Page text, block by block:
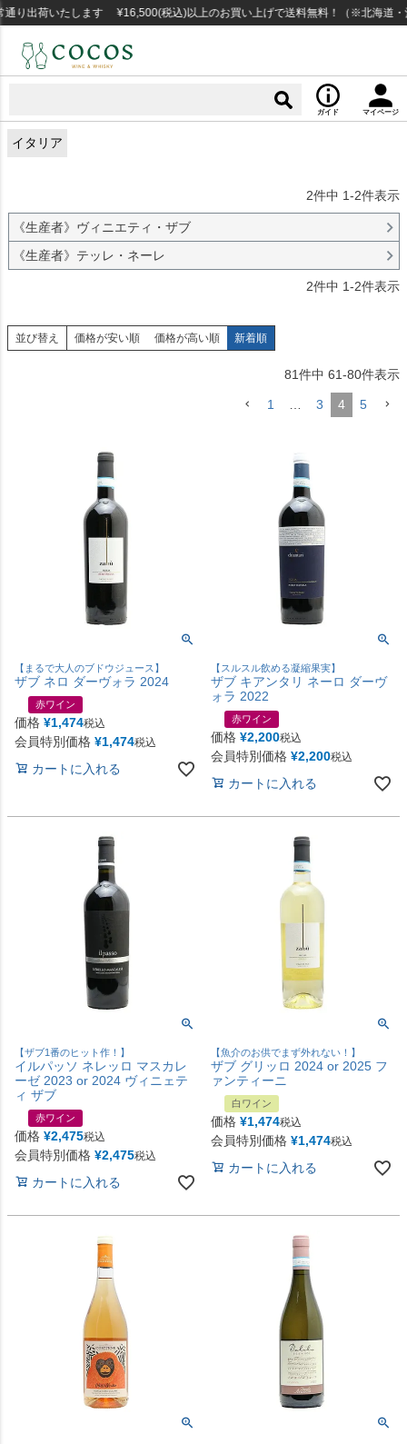
荷いたします ¥16,500(税込)以上のお買い上げで送料無料！（※北海道・沖縄
ガイド マイページ
イタリア
2件中 1-2件表示
《生産者》ヴィニエティ・ザブ
《生産者》テッレ・ネーレ
2件中 1-2件表示
並び替え 価格が安い順 価格が高い順 新着順
81件中 61-80件表示
1 3 4 5
【まるで大人のブドウジュース】
ザブ ネロ ダーヴォラ 2024
赤ワイン
価格 ¥1,474税込
会員特別価格 ¥1,474税込
カートに入れる
【スルスル飲める凝縮果実】
ザブ キアンタリ ネーロ ダーヴ
ォラ 2022
赤ワイン
価格 ¥2,200税込
会員特別価格 ¥2,200税込
カートに入れる
【ザブ1番のヒット作！】
イルパッソ ネレッロ マスカレ
ーゼ 2023 or 2024 ヴィニェテ
ィ ザブ
赤ワイン
価格 ¥2,475税込
会員特別価格 ¥2,475税込
カートに入れる
【魚介のお供でまず外れない！】
ザブ グリッロ 2024 or 2025 フ
ァンティーニ
白ワイン
価格 ¥1,474税込
会員特別価格 ¥1,474税込
カートに入れる